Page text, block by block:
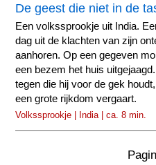
De geest die niet in de
Een volkssprookje uit India.
dag uit de klachten van zijn
aanhoren. Op een gegeven
een bezem het huis
tegen die hij voor de gek
een grote rijkdom vergaart.
Volkssprookje | India | ca. 8 min.